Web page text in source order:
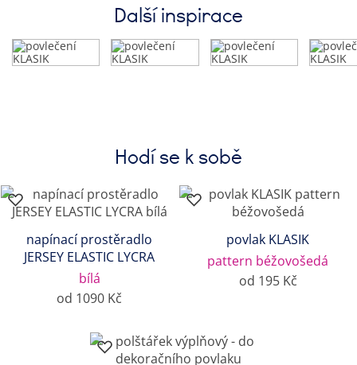
Další inspirace
Hodí se k sobě
napínací prostěradlo
JERSEY ELASTIC LYCRA
bílá
od 1090 Kč
povlak KLASIK
pattern béžovošedá
od 195 Kč